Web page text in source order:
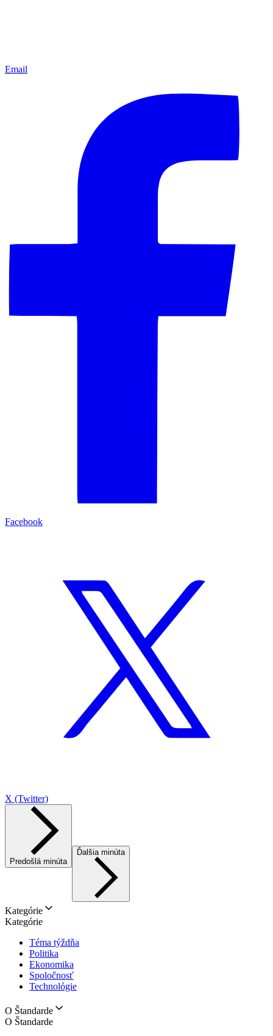
Email
Facebook
X (Twitter)
Predošlá minúta
Ďalšia minúta
Kategórie
Kategórie
Téma týždňa
Politika
Ekonomika
Spoločnosť
Technológie
O Štandarde
O Štandarde